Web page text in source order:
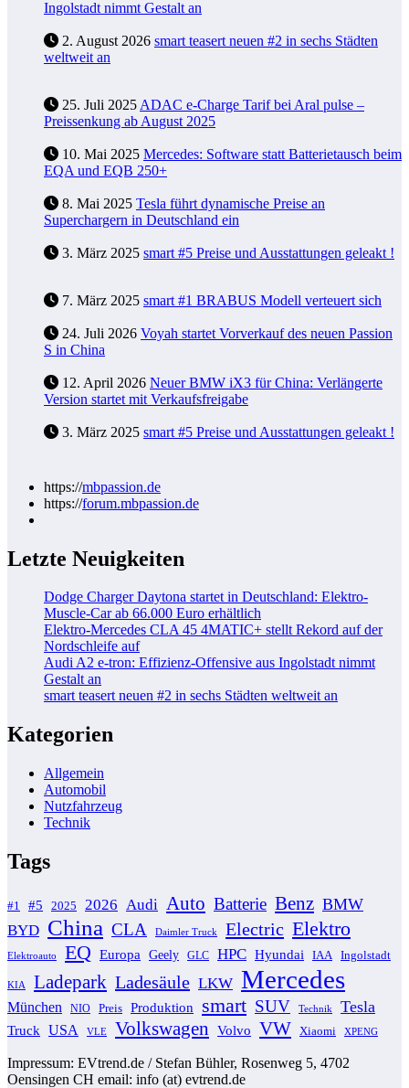
Ingolstadt nimmt Gestalt an
2. August 2026 smart teasert neuen #2 in sechs Städten
weltweit an
25. Juli 2025 ADAC e-Charge Tarif bei Aral pulse –
Preissenkung ab August 2025
10. Mai 2025 Mercedes: Software statt Batterietausch beim
EQA und EQB 250+
8. Mai 2025 Tesla führt dynamische Preise an
Superchargern in Deutschland ein
3. März 2025 smart #5 Preise und Ausstattungen geleakt !
7. März 2025 smart #1 BRABUS Modell verteuert sich
24. Juli 2026 Voyah startet Vorverkauf des neuen Passion
S in China
12. April 2026 Neuer BMW iX3 für China: Verlängerte
Version startet mit Verkaufsfreigabe
3. März 2025 smart #5 Preise und Ausstattungen geleakt !
https://mbpassion.de
https://forum.mbpassion.de
Letzte Neuigkeiten
Dodge Charger Daytona startet in Deutschland: Elektro-
Muscle-Car ab 66.000 Euro erhältlich
Elektro-Mercedes CLA 45 4MATIC+ stellt Rekord auf der
Nordschleife auf
Audi A2 e-tron: Effizienz-Offensive aus Ingolstadt nimmt
Gestalt an
smart teasert neuen #2 in sechs Städten weltweit an
Kategorien
Allgemein
Automobil
Nutzfahrzeug
Technik
Tags
#1 #5 2025 2026 Audi Auto Batterie Benz BMW
BYD China CLA Daimler Truck Electric Elektro
Elektroauto EQ Europa Geely GLC HPC Hyundai IAA Ingolstadt
KIA Ladepark Ladesäule LKW Mercedes
München NIO Preis Produktion smart SUV Technik Tesla
Truck USA VLE Volkswagen Volvo VW Xiaomi XPENG
Impressum: EVtrend.de / Stefan Bühler, Rosenweg 5, 4702
Oensingen CH email: info (at) evtrend.de